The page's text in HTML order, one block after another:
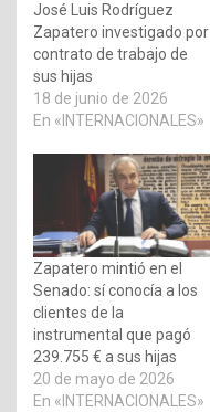
José Luis Rodríguez
Zapatero investigado por
contrato de trabajo de
sus hijas
18 de junio de 2026
En «INTERNACIONALES»
Zapatero mintió en el
Senado: sí conocía a los
clientes de la
instrumental que pagó
239.755 € a sus hijas
20 de mayo de 2026
En «INTERNACIONALES»